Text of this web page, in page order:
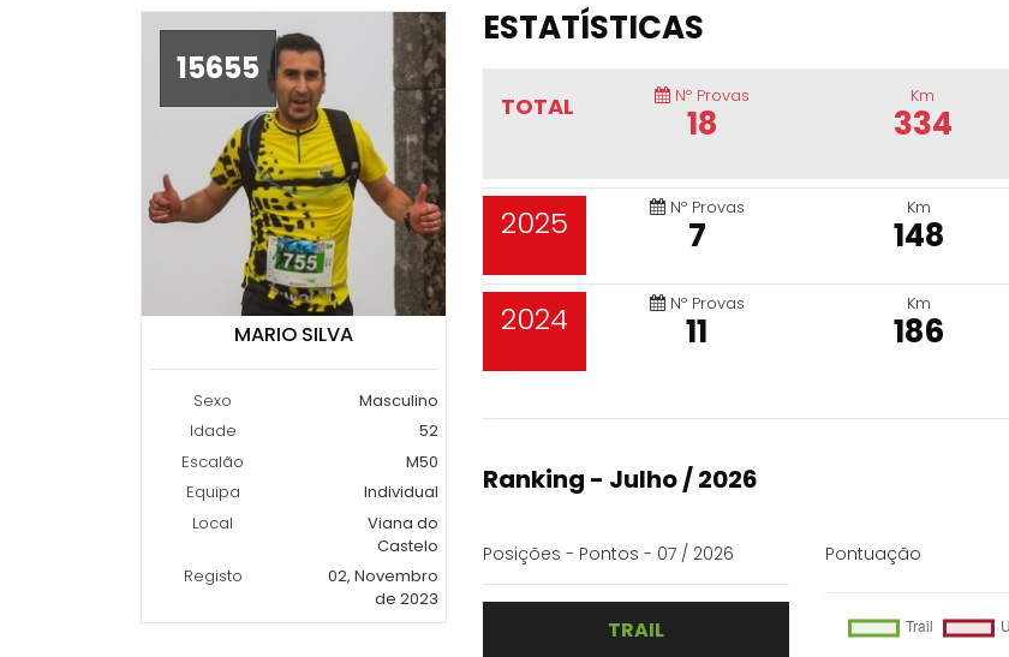
15655
MARIO SILVA
Sexo
Masculino
Idade
52
Escalão
M50
Equipa
Individual
Local
Viana do
Castelo
Registo
02, Novembro
de 2023
ESTATÍSTICAS
TOTAL Nº Provas
18
Km
334
2025 Nº Provas
7
Km
148
2024 Nº Provas
11
Km
186
Ranking - Julho / 2026
Posições - Pontos - 07 / 2026
TRAIL
Pontuação